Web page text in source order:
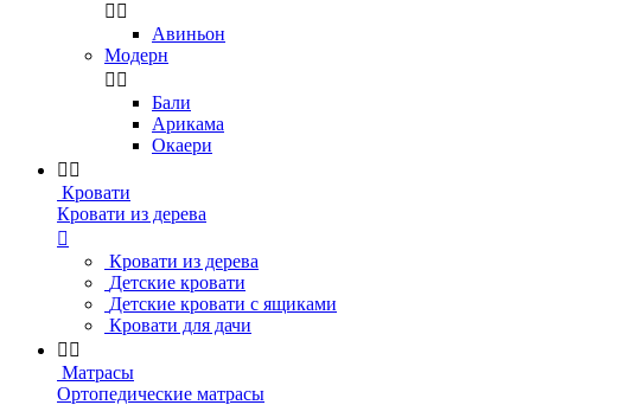
 
Авиньон
Модерн
 
Бали
Арикама
Окаери
 
Кровати
Кровати из дерева

Кровати из дерева
Детские кровати
Детские кровати с ящиками
Кровати для дачи
 
Матрасы
Ортопедические матрасы